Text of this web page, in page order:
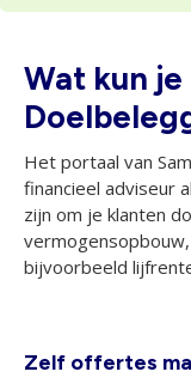
Wat kun
Het portaal van
financieel adviseur
zijn om je klanten
bijvoorbeeld
Zelf offertes